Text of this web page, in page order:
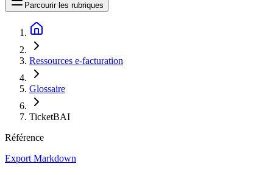
Parcourir les rubriques
Ressources e-facturation
Glossaire
TicketBAI
Référence
Export Markdown